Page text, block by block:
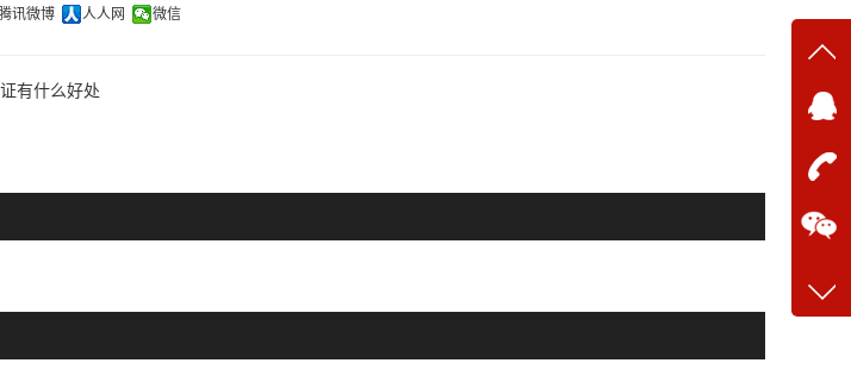
讯微博 人人网 微信
有什么好处
在线
在
咨询
客服